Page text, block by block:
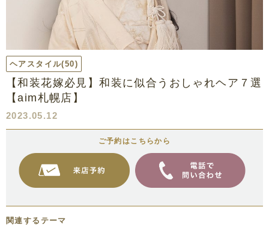
ヘアスタイル(50)
【和装花嫁必見】和装に似合うおしゃれヘア７選
【aim札幌店】
2023.05.12
ご予約はこちらから
関連するテーマ